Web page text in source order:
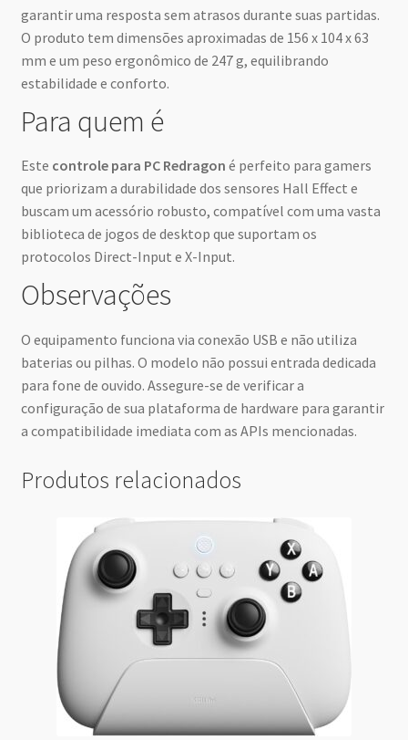
garantir uma resposta sem atrasos durante suas partidas.
O produto tem dimensões aproximadas de 156 x 104 x 63
mm e um peso ergonômico de 247 g, equilibrando
estabilidade e conforto.
Para quem é
Este controle para PC Redragon é perfeito para gamers
que priorizam a durabilidade dos sensores Hall Effect e
buscam um acessório robusto, compatível com uma vasta
biblioteca de jogos de desktop que suportam os
protocolos Direct-Input e X-Input.
Observações
O equipamento funciona via conexão USB e não utiliza
baterias ou pilhas. O modelo não possui entrada dedicada
para fone de ouvido. Assegure-se de verificar a
configuração de sua plataforma de hardware para garantir
a compatibilidade imediata com as APIs mencionadas.
Produtos relacionados